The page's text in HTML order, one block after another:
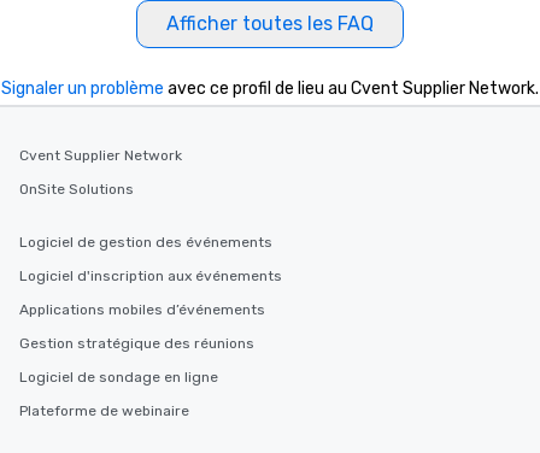
Afficher toutes les FAQ
Signaler un problème avec ce profil de lieu au Cvent Supplier Network.
Cvent Supplier Network
OnSite Solutions
Logiciel de gestion des événements
Logiciel d'inscription aux événements
Applications mobiles d’événements
Gestion stratégique des réunions
Logiciel de sondage en ligne
Plateforme de webinaire